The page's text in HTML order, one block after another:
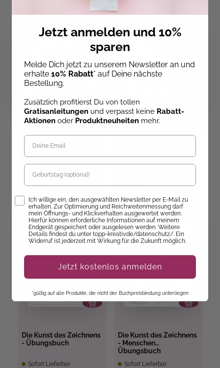
Die Kunst des Zeichnens
Start-Block
Sofort Lieferbar
12,00 € 22,00 €
Die Kunst des Zeichnens
- Übungsbuch
Sofort Lieferbar
Die Kunst des Zeichnens
- Menschen
Übungsbuch
Sofort Lieferbar
Jetzt anmelden und 10%
sparen
Melde Dich jetzt zu unserem Newsletter an und
erhalte 10% Rabatt* auf Deine nächste
Bestellung.
Zusätzlich profitierst Du von tollen
Gratisanleitungen und verpasst keine Rabatt-
Aktionen oder Produktneuheiten mehr.
Geburtstag
Opt-InIch willige ein, den ausgewählten Newsletter per E-Mail zu
erhalten. Zur Optimierung und Reichweitenmessung darf
mein Öffnungs- und Klickverhalten ausgewertet werden.
Hierfür können erforderliche Informationen auf meinem
Endgerät gespeichert oder ausgelesen werden. Weitere
Details findest du unter topp-kreativ.de/datenschutz/. Ein
Widerruf ist jederzeit mit Wirkung für die Zukunft möglich.
Jetzt kostenlos anmelden
*gültig auf alle Produkte, die nicht der Buchpreisbindung unterliegen